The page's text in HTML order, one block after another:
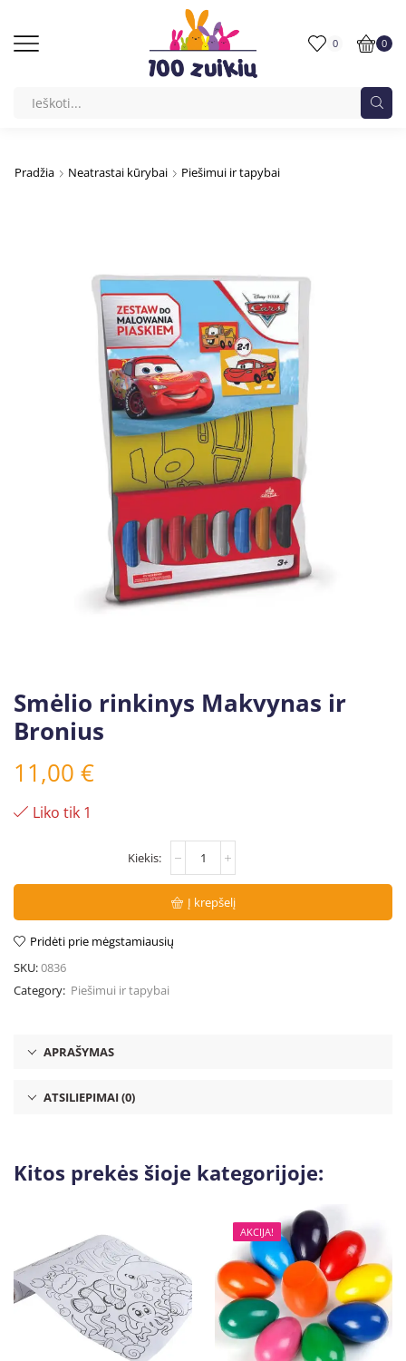
0 0
Pradžia Neatrastai kūrybai Piešimui ir tapybai
Smėlio rinkinys Makvynas ir
Bronius
11,00 €
Liko tik 1
Į krepšelį
Pridėti prie mėgstamiausių
SKU:0836
Category: Piešimui ir tapybai
APRAŠYMAS
ATSILIEPIMAI (0)
Kitos prekės šioje kategorijoje:
AKCIJA!